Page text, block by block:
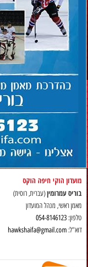
מועדון הוקי חיפה הוקס
בוריס עמרומין(עברית, רוסית)
מאמן ראשי, מנהל המועדון
טלפון: 054-8146123
דוא"ל: hawkshaifa@gmail.com